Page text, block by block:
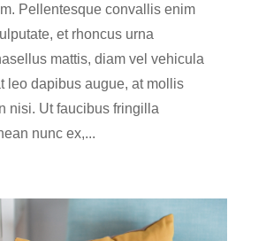
Pellentesque convallis enim
et rhoncus urna
mattis, diam vel vehicula
leo dapibus augue, at mollis
nisi. Ut faucibus fringilla
nunc ex,...